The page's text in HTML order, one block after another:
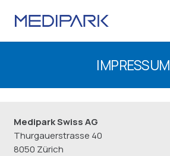
IMPRESSUM
Medipark Swiss AG
Thurgauerstrasse 40
8050 Zürich